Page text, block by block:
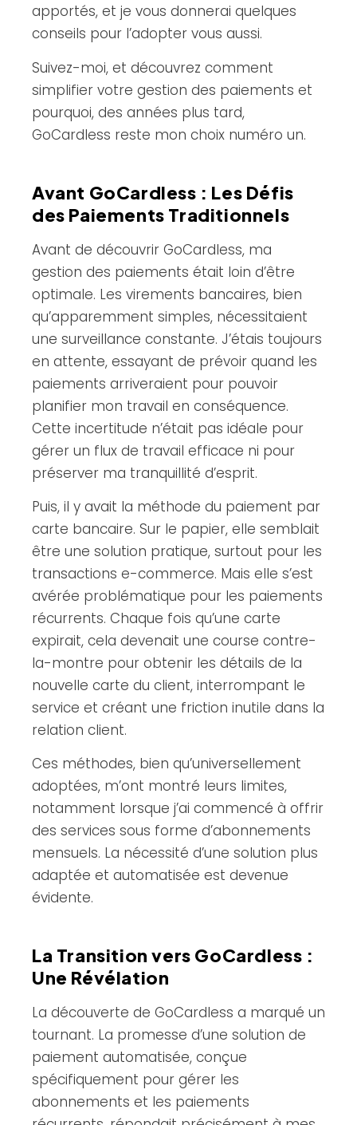
apportés, et je vous donnerai quelques
conseils pour l’adopter vous aussi.
Suivez-moi, et découvrez comment
simplifier votre gestion des paiements et
pourquoi, des années plus tard,
GoCardless reste mon choix numéro un.
Avant GoCardless : Les Défis
des Paiements Traditionnels
Avant de découvrir GoCardless, ma
gestion des paiements était loin d’être
optimale. Les virements bancaires, bien
qu’apparemment simples, nécessitaient
une surveillance constante. J’étais toujours
en attente, essayant de prévoir quand les
paiements arriveraient pour pouvoir
planifier mon travail en conséquence.
Cette incertitude n’était pas idéale pour
gérer un flux de travail efficace ni pour
préserver ma tranquillité d’esprit.
Puis, il y avait la méthode du paiement par
carte bancaire. Sur le papier, elle semblait
être une solution pratique, surtout pour les
transactions e-commerce. Mais elle s’est
avérée problématique pour les paiements
récurrents. Chaque fois qu’une carte
expirait, cela devenait une course contre-
la-montre pour obtenir les détails de la
nouvelle carte du client, interrompant le
service et créant une friction inutile dans la
relation client.
Ces méthodes, bien qu’universellement
adoptées, m’ont montré leurs limites,
notamment lorsque j’ai commencé à offrir
des services sous forme d’abonnements
mensuels. La nécessité d’une solution plus
adaptée et automatisée est devenue
évidente.
La Transition vers GoCardless :
Une Révélation
La découverte de GoCardless a marqué un
tournant. La promesse d’une solution de
paiement automatisée, conçue
spécifiquement pour gérer les
abonnements et les paiements